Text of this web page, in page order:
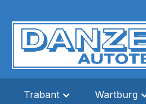
Trabant Wartburg